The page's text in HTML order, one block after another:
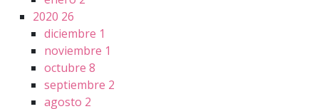
2020 26
diciembre 1
noviembre 1
octubre 8
septiembre 2
agosto 2